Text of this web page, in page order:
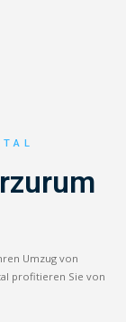
Umzug von
profitieren Sie von